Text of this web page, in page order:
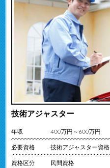
技術アジャスター
年収 400万円～600万円
必要資格 技術アジャスター資格
資格区分 民間資格